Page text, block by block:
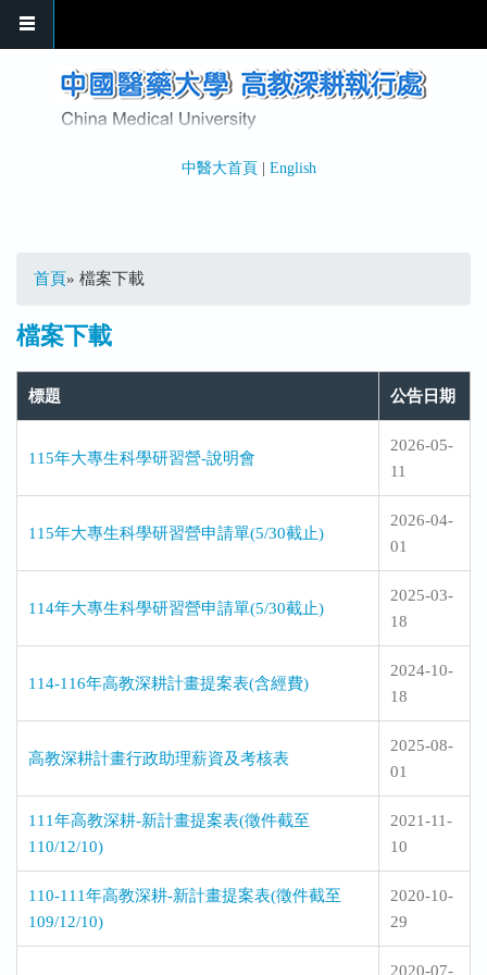
中醫大首頁 English
您在這裡
首頁» 檔案下載
檔案下載
標題 公告日期
115年大專生科學研習營-說明會
2026-05-
11
115年大專生科學研習營申請單(5/30截止)
2026-04-
01
114年大專生科學研習營申請單(5/30截止)
2025-03-
18
114-116年高教深耕計畫提案表(含經費)
2024-10-
18
高教深耕計畫行政助理薪資及考核表
2025-08-
01
111年高教深耕-新計畫提案表(徵件截至
110/12/10)
2021-11-
10
110-111年高教深耕-新計畫提案表(徵件截至
109/12/10)
2020-10-
29
2020-07-